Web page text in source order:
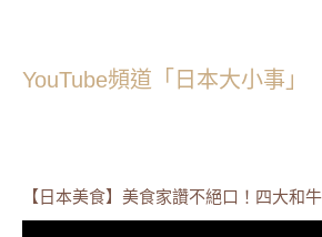
YouTube頻道「日本大小事」
【日本美食】美食家讚不絕口！四大和